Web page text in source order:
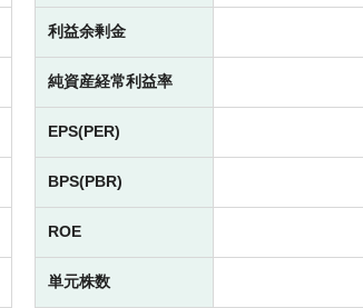
利益余剰金
純資産経常利益率
EPS(PER)
BPS(PBR)
ROE
単元株数